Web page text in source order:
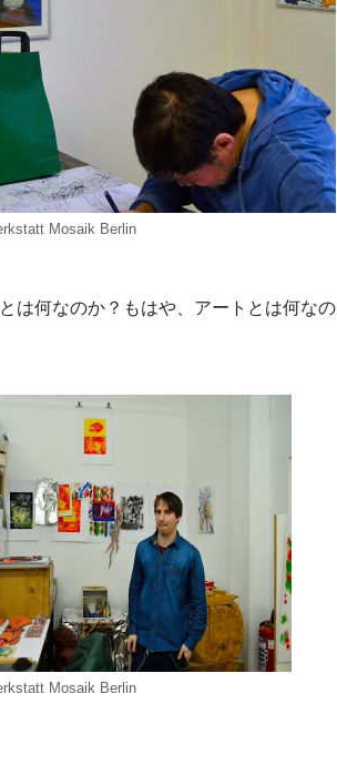
Mosaik Berlin
は何なのか？もはや、アートとは何なの
Mosaik Berlin